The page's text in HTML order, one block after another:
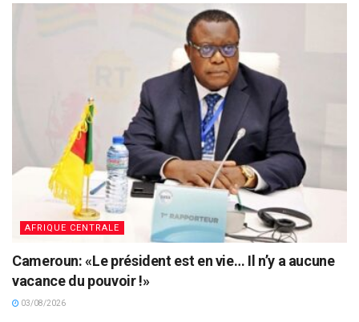
AFRIQUE CENTRALE
Cameroun: «Le président est en vie… Il n’y a aucune
vacance du pouvoir !»
03/08/2026